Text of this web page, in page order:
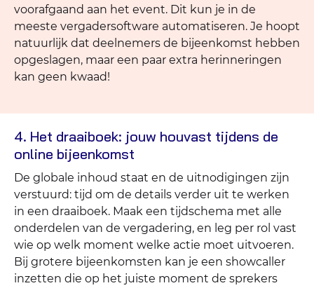
voorafgaand aan het event. Dit kun je in de
meeste vergadersoftware automatiseren. Je hoopt
natuurlijk dat deelnemers de bijeenkomst hebben
opgeslagen, maar een paar extra herinneringen
kan geen kwaad!
4. Het draaiboek: jouw houvast tijdens de
online bijeenkomst
De globale inhoud staat en de uitnodigingen zijn
verstuurd: tijd om de details verder uit te werken
in een draaiboek. Maak een tijdschema met alle
onderdelen van de vergadering, en leg per rol vast
wie op welk moment welke actie moet uitvoeren.
Bij grotere bijeenkomsten kan je een showcaller
inzetten die op het juiste moment de sprekers